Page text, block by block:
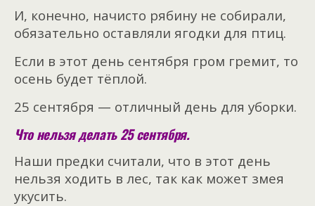
И, конечно, начисто рябину не собирали,
обязательно оставляли ягодки для птиц.
Если в этот день сентября гром гремит, то
осень будет тёплой.
25 сентября — отличный день для уборки.
Что нельзя делать 25 сентября.
Наши предки считали, что в этот день
нельзя ходить в лес, так как может змея
укусить.